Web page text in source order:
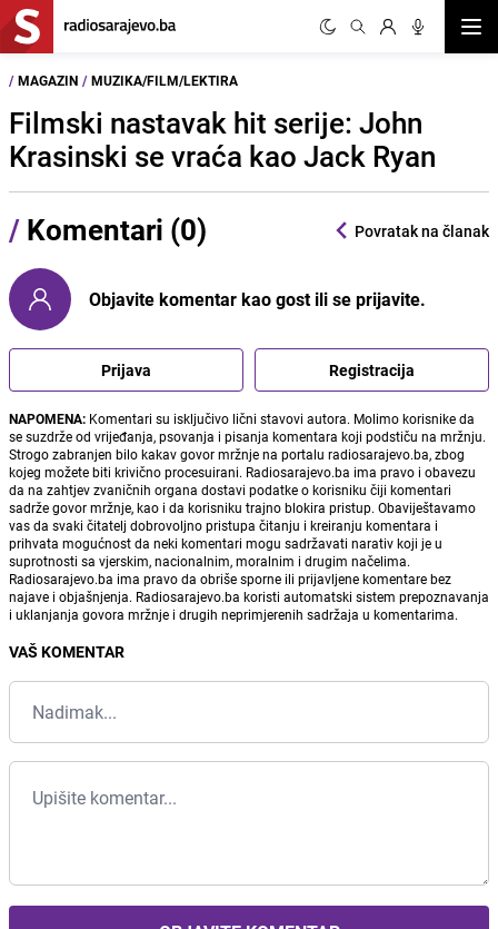
/ MAGAZIN / MUZIKA/FILM/LEKTIRA
Filmski nastavak hit serije: John
Krasinski se vraća kao Jack Ryan
/ Komentari (0) Povratak na članak
Objavite komentar kao gost ili se prijavite.
Prijava Registracija
NAPOMENA: Komentari su isključivo lični stavovi autora. Molimo korisnike da
se suzdrže od vrijeđanja, psovanja i pisanja komentara koji podstiču na mržnju.
Strogo zabranjen bilo kakav govor mržnje na portalu radiosarajevo.ba, zbog
kojeg možete biti krivično procesuirani. Radiosarajevo.ba ima pravo i obavezu
da na zahtjev zvaničnih organa dostavi podatke o korisniku čiji komentari
sadrže govor mržnje, kao i da korisniku trajno blokira pristup. Obaviještavamo
vas da svaki čitatelj dobrovoljno pristupa čitanju i kreiranju komentara i
prihvata mogućnost da neki komentari mogu sadržavati narativ koji je u
suprotnosti sa vjerskim, nacionalnim, moralnim i drugim načelima.
Radiosarajevo.ba ima pravo da obriše sporne ili prijavljene komentare bez
najave i objašnjenja. Radiosarajevo.ba koristi automatski sistem prepoznavanja
i uklanjanja govora mržnje i drugih neprimjerenih sadržaja u komentarima.
VAŠ KOMENTAR